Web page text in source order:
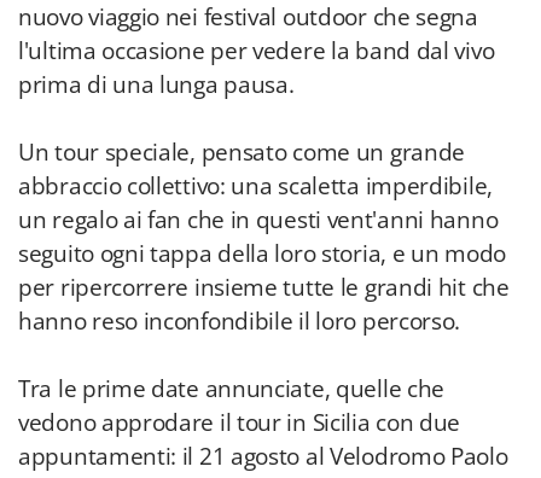
nuovo viaggio nei festival outdoor che segna
l'ultima occasione per vedere la band dal vivo
prima di una lunga pausa.
Un tour speciale, pensato come un grande
abbraccio collettivo: una scaletta imperdibile,
un regalo ai fan che in questi vent'anni hanno
seguito ogni tappa della loro storia, e un modo
per ripercorrere insieme tutte le grandi hit che
hanno reso inconfondibile il loro percorso.
Tra le prime date annunciate, quelle che
vedono approdare il tour in Sicilia con due
appuntamenti: il 21 agosto al Velodromo Paolo